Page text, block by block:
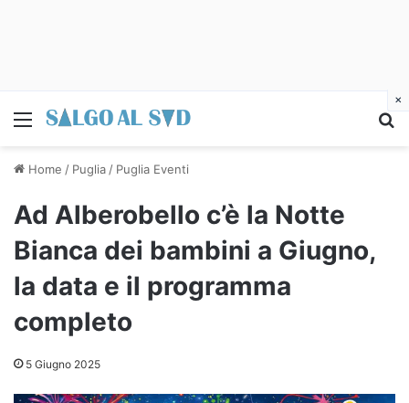
Menu
Home / Puglia / Puglia Eventi
Ad Alberobello c’è la Notte
Bianca dei bambini a Giugno,
la data e il programma
completo
5 Giugno 2025
×